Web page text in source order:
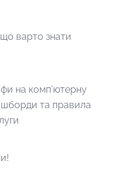
варто знати
на комп’ютерну
та правила